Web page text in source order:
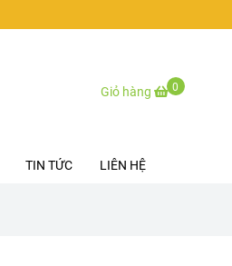
Giỏ hàng 0
TIN TỨC LIÊN HỆ